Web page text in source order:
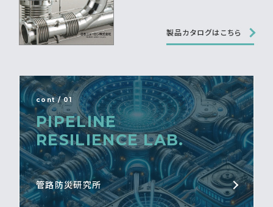
製品カタログはこちら
cont / 01
PIPELINE
RESILIENCE LAB.
管路防災研究所